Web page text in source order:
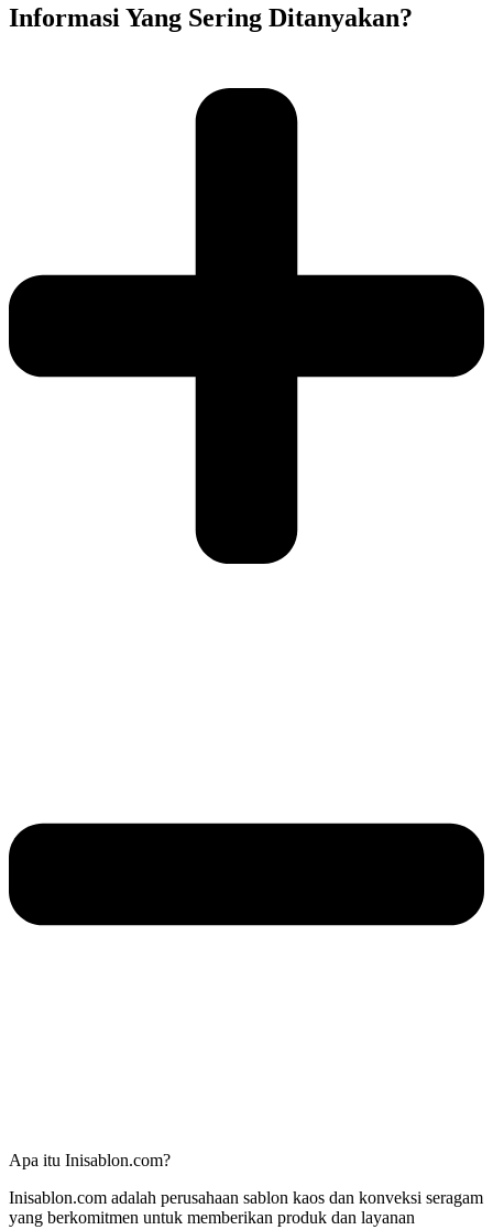
Informasi Yang Sering Ditanyakan?
Apa itu Inisablon.com?
Inisablon.com adalah perusahaan sablon kaos dan konveksi seragam
yang berkomitmen untuk memberikan produk dan layanan